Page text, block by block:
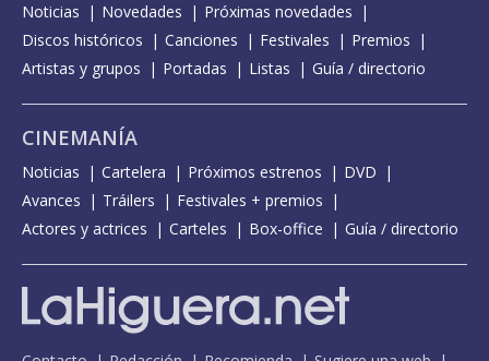
Noticias Novedades
Próximas novedades
Discos históricos
Canciones Festivales
Premios
Artistas y grupos
Portadas Listas Guía / directorio
CINEMANÍA
Noticias Cartelera Próximos estrenos
DVD
Avances
Tráilers
Festivales + premios
Actores y actrices
Carteles Box-office Guía / directorio